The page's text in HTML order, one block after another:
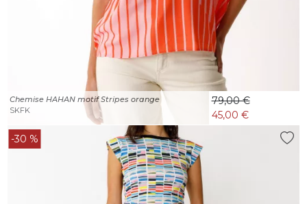
Chemise HAHAN motif Stripes orange
SKFK
79,00 €
45,00 €
-30 %